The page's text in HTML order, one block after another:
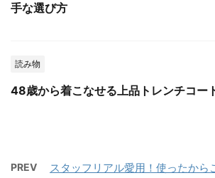
手な選び方
読み物
48歳から着こなせる上品トレンチコー
PREV
スタッフリアル愛用！使ったから